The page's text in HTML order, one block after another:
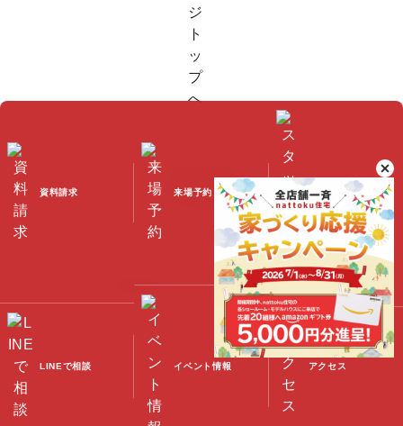
©2023 Nattoku Jutaku Kobo Co., Ltd.
資料請求 来場予約 スタッフブログ
LINEで相談 イベント情報 アクセス